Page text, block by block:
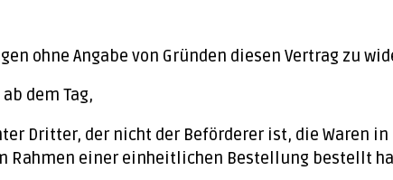
ohne Angabe von Gründen diesen Vertrag zu
dem Tag,
Dritter, der nicht der Beförderer ist, die Waren
Rahmen einer einheitlichen Bestellung bestellt